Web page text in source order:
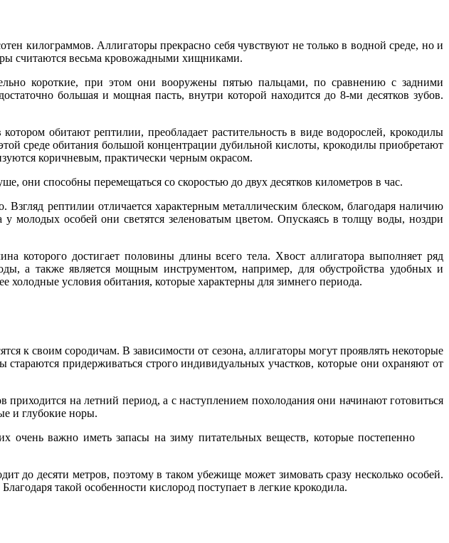
килограммов. Аллигаторы прекрасно себя чувствуют не только в водной среде, но и
считаются весьма кровожадными хищниками.
короткие, при этом они вооружены пятью пальцами, по сравнению с задними
большая и мощная пасть, внутри которой находится до 8-ми десятков зубов.
обитают рептилии, преобладает растительность в виде водорослей, крокодилы
среде обитания большой концентрации дубильной кислоты, крокодилы приобретают
коричневым, практически черным окрасом.
они способны перемещаться со скоростью до двух десятков километров в час.
Взгляд рептилии отличается характерным металлическим блеском, благодаря наличию
молодых особей они светятся зеленоватым цветом. Опускаясь в толщу воды, ноздри
которого достигает половины длины всего тела. Хвост аллигатора выполняет ряд
а также является мощным инструментом, например, для обустройства удобных и
холодные условия обитания, которые характерны для зимнего периода.
к своим сородичам. В зависимости от сезона, аллигаторы могут проявлять некоторые
придерживаться строго индивидуальных участков, которые они охраняют от
на летний период, а с наступлением похолодания они начинают готовиться
и глубокие норы.
важно иметь запасы на зиму питательных веществ, которые постепенно
до десяти метров, поэтому в таком убежище может зимовать сразу несколько особей.
такой особенности кислород поступает в легкие крокодила.